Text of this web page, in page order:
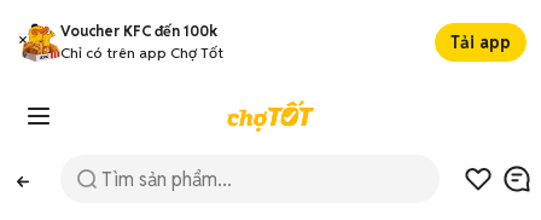
Voucher KFC đến 100k
Chỉ có trên app Chợ Tốt
Tải app